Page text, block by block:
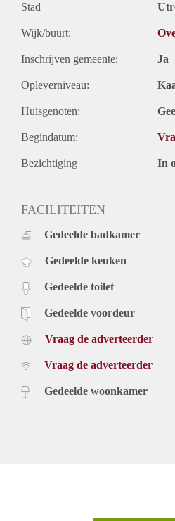
Stad
Wijk/buurt:
Inschrijven gemeente: Ja
Opleverniveau:
Huisgenoten:
Begindatum:
Bezichtiging In
FACILITEITEN
Gedeelde badkamer
Gedeelde keuken
Gedeelde toilet
Gedeelde voordeur
Vraag de adverteerder
Vraag de adverteerder
Gedeelde woonkamer